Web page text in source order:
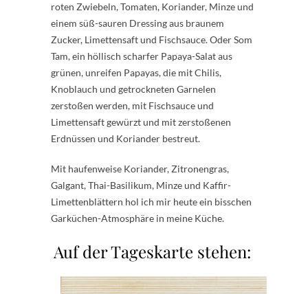
roten Zwiebeln, Tomaten, Koriander, Minze und
einem süß-sauren Dressing aus braunem
Zucker, Limettensaft und Fischsauce. Oder Som
Tam, ein höllisch scharfer Papaya-Salat aus
grünen, unreifen Papayas, die mit Chilis,
Knoblauch und getrockneten Garnelen
zerstoßen werden, mit Fischsauce und
Limettensaft gewürzt und mit zerstoßenen
Erdnüssen und Koriander bestreut.
Mit haufenweise Koriander, Zitronengras,
Galgant, Thai-Basilikum, Minze und Kaffir-
Limettenblättern hol ich mir heute ein bisschen
Garküchen-Atmosphäre in meine Küche.
Auf der Tageskarte stehen: